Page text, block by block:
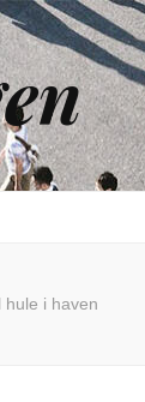
hule i haven